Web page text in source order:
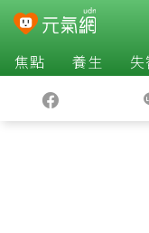
焦點 養生